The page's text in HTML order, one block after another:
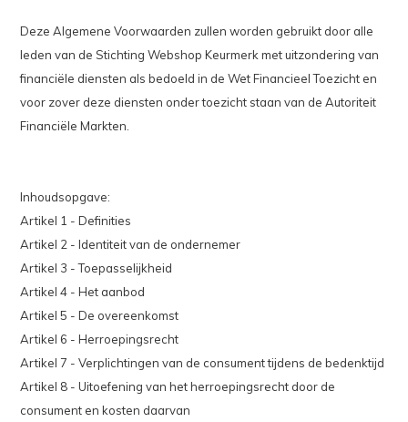
Deze Algemene Voorwaarden zullen worden gebruikt door alle
leden van de Stichting Webshop Keurmerk met uitzondering van
financiële diensten als bedoeld in de Wet Financieel Toezicht en
voor zover deze diensten onder toezicht staan van de Autoriteit
Financiële Markten.
Inhoudsopgave:
Artikel 1 - Definities
Artikel 2 - Identiteit van de ondernemer
Artikel 3 - Toepasselijkheid
Artikel 4 - Het aanbod
Artikel 5 - De overeenkomst
Artikel 6 - Herroepingsrecht
Artikel 7 - Verplichtingen van de consument tijdens de bedenktijd
Artikel 8 - Uitoefening van het herroepingsrecht door de
consument en kosten daarvan